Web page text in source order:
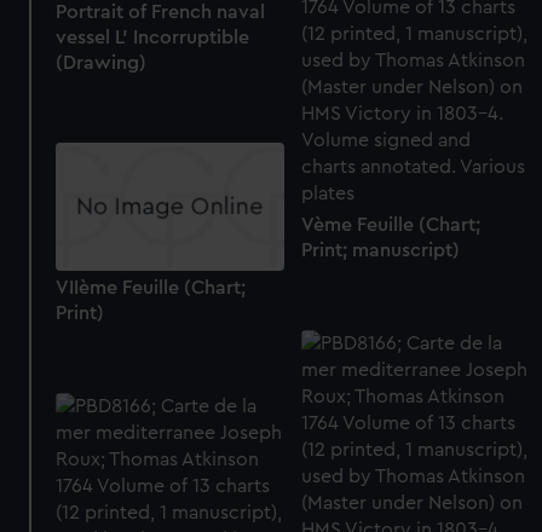
Portrait of French naval
vessel L' Incorruptible
(Drawing)
Vème Feuille (Chart;
Print; manuscript)
VIIème Feuille (Chart;
Print)